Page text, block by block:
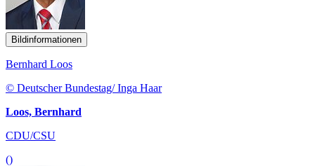
Bildinformationen
Bernhard Loos
© Deutscher Bundestag/ Inga Haar
Loos, Bernhard
CDU/CSU
()